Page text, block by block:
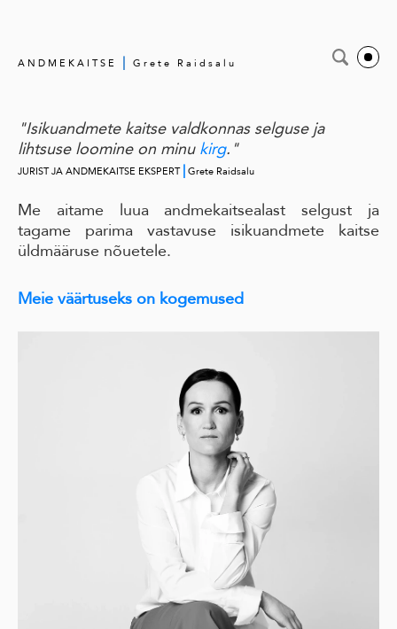
ANDMEKAITSE | Grete Raidsalu
"Isikuandmete kaitse valdkonnas selguse ja
lihtsuse loomine on minu kirg."
JURIST JA ANDMEKAITSE EKSPERT | Grete Raidsalu
Me aitame luua andmekaitsealast selgust ja
tagame parima vastavuse isikuandmete kaitse
üldmääruse nõuetele.
Meie väärtuseks on kogemused